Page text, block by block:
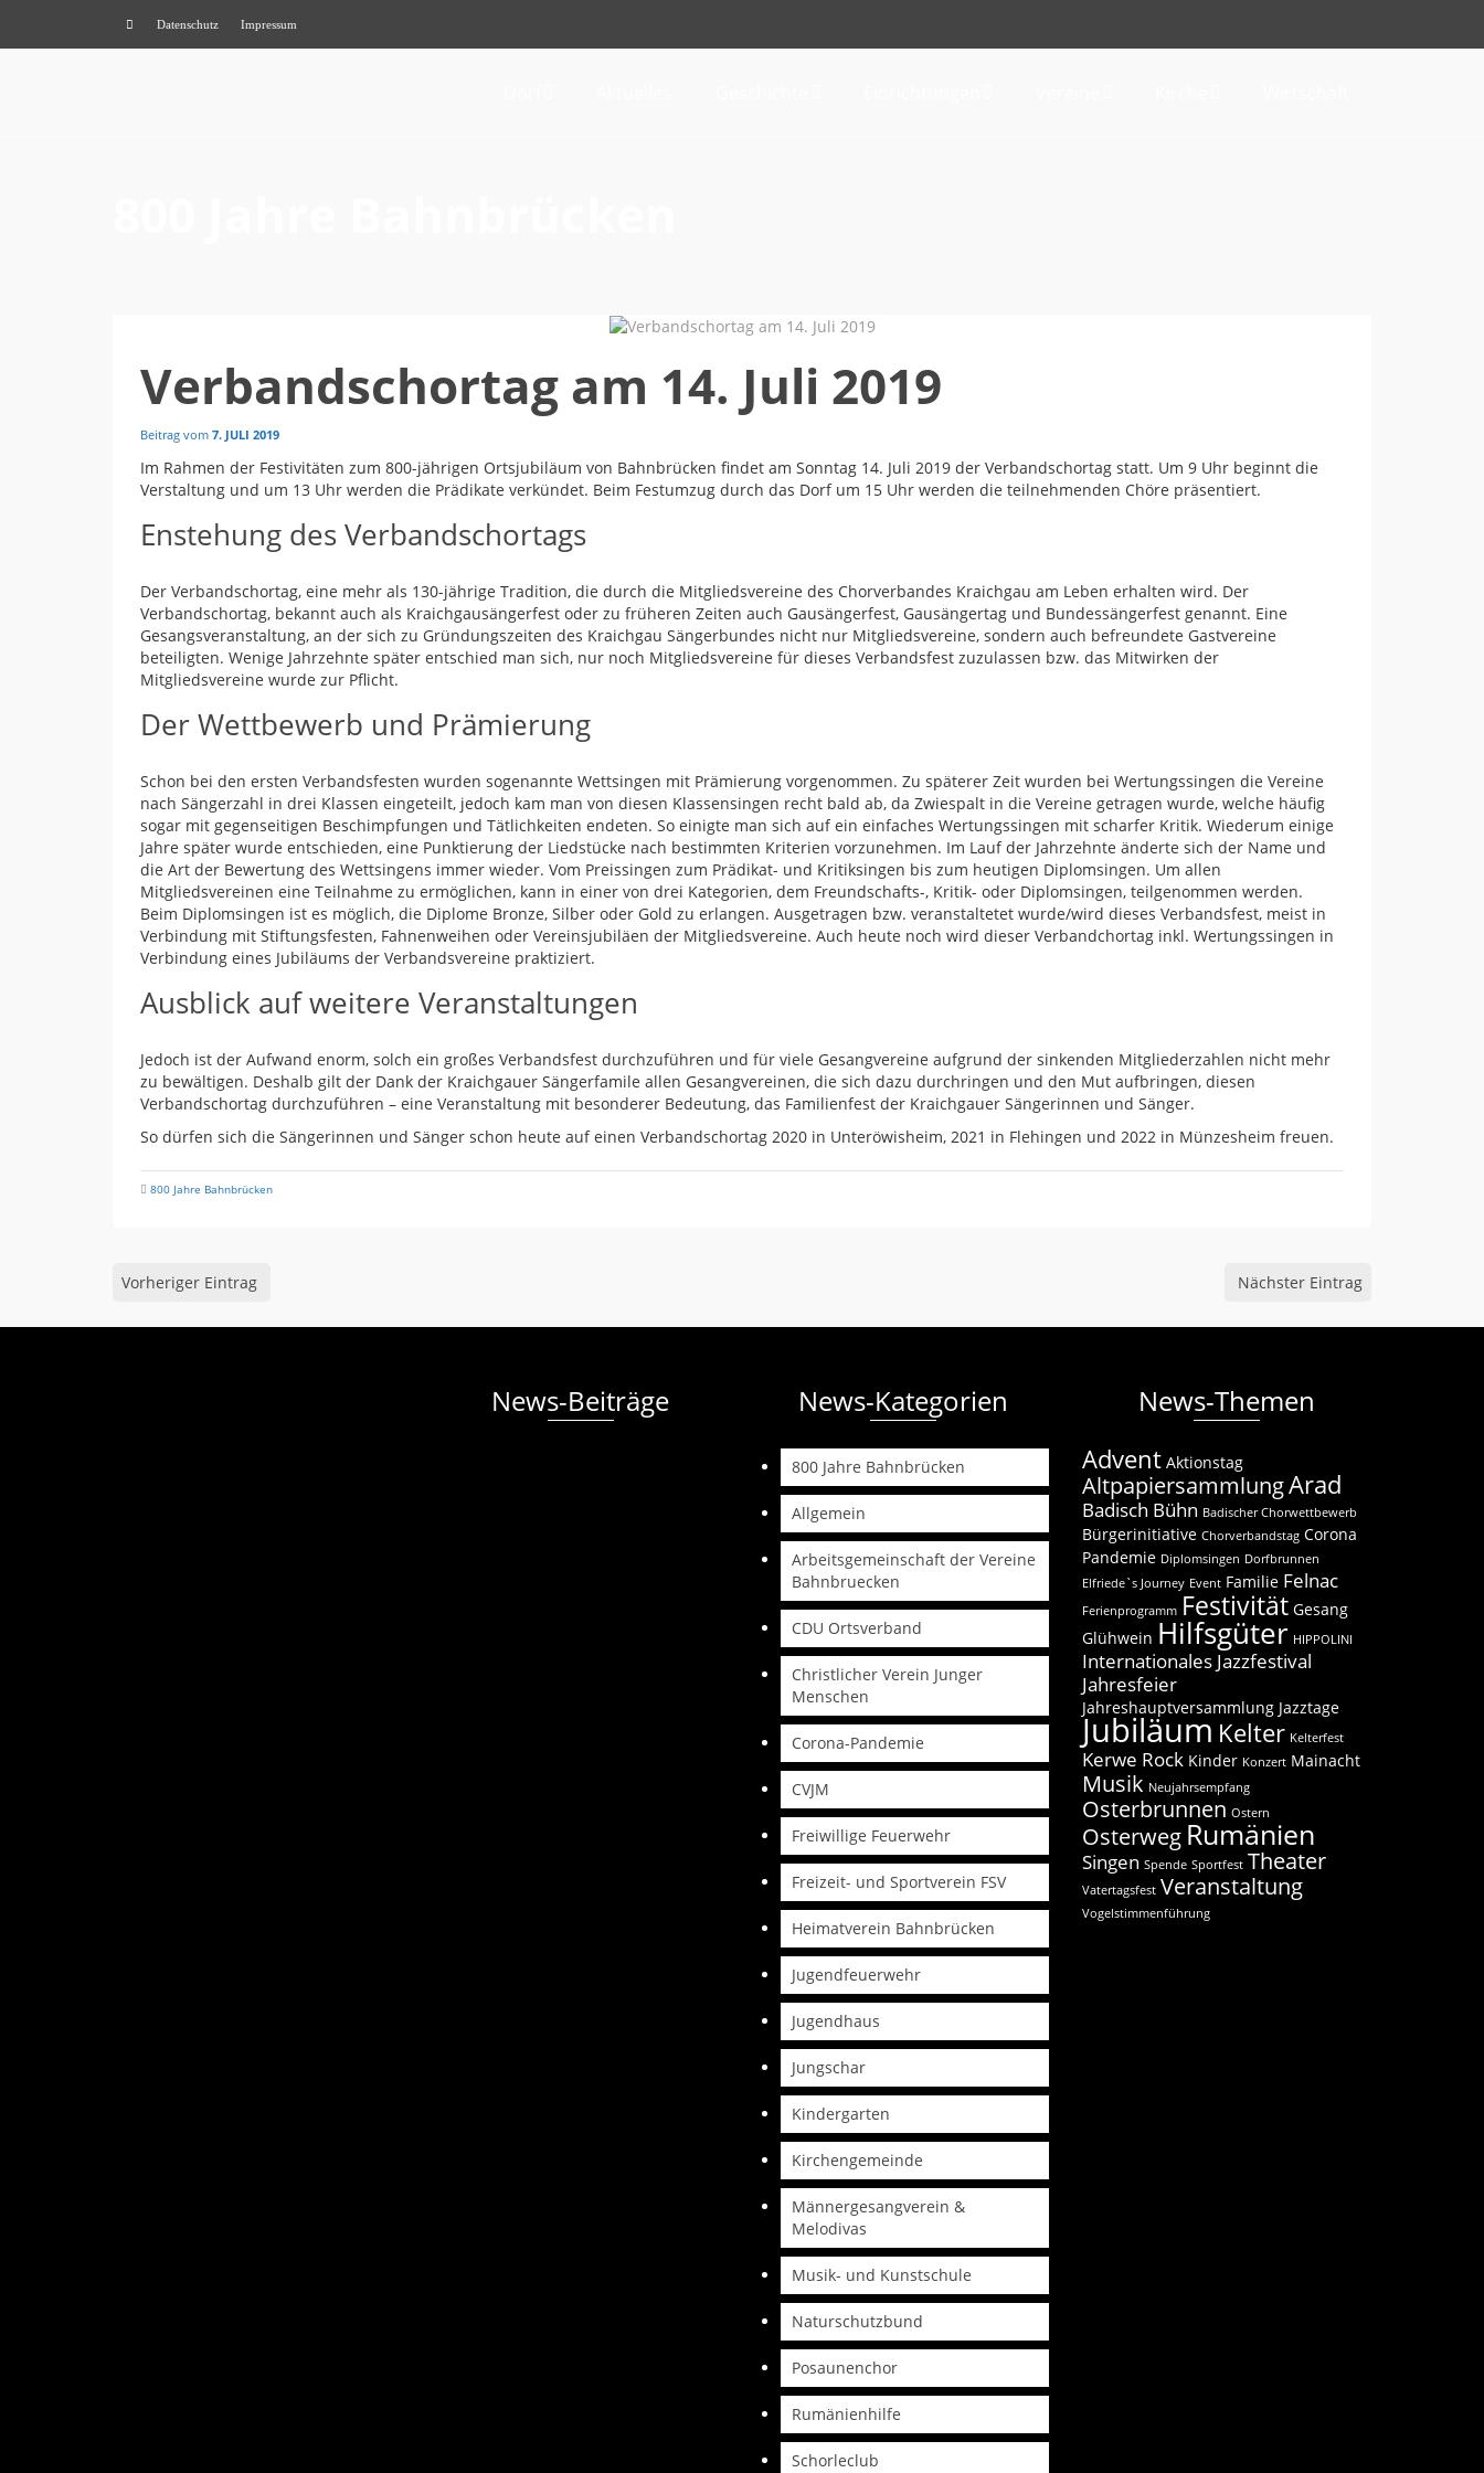
Datenschutz Impressum
Verbandschortag am 14. Juli 2019
Beitrag vom 7. JULI 2019
Im Rahmen der Festivitäten zum 800-jährigen Ortsjubiläum von Bahnbrücken findet am Sonntag 14. Juli 2019 der Verbandschortag statt. Um 9 Uhr beginnt die
Verstaltung und um 13 Uhr werden die Prädikate verkündet. Beim Festumzug durch das Dorf um 15 Uhr werden die teilnehmenden Chöre präsentiert.
Enstehung des Verbandschortags
Der Verbandschortag, eine mehr als 130-jährige Tradition, die durch die Mitgliedsvereine des Chorverbandes Kraichgau am Leben erhalten wird. Der
Verbandschortag, bekannt auch als Kraichgausängerfest oder zu früheren Zeiten auch Gausängerfest, Gausängertag und Bundessängerfest genannt. Eine
Gesangsveranstaltung, an der sich zu Gründungszeiten des Kraichgau Sängerbundes nicht nur Mitgliedsvereine, sondern auch befreundete Gastvereine
beteiligten. Wenige Jahrzehnte später entschied man sich, nur noch Mitgliedsvereine für dieses Verbandsfest zuzulassen bzw. das Mitwirken der
Mitgliedsvereine wurde zur Pflicht.
Der Wettbewerb und Prämierung
Schon bei den ersten Verbandsfesten wurden sogenannte Wettsingen mit Prämierung vorgenommen. Zu späterer Zeit wurden bei Wertungssingen die Vereine
nach Sängerzahl in drei Klassen eingeteilt, jedoch kam man von diesen Klassensingen recht bald ab, da Zwiespalt in die Vereine getragen wurde, welche häufig
sogar mit gegenseitigen Beschimpfungen und Tätlichkeiten endeten. So einigte man sich auf ein einfaches Wertungssingen mit scharfer Kritik. Wiederum einige
Jahre später wurde entschieden, eine Punktierung der Liedstücke nach bestimmten Kriterien vorzunehmen. Im Lauf der Jahrzehnte änderte sich der Name und
die Art der Bewertung des Wettsingens immer wieder. Vom Preissingen zum Prädikat- und Kritiksingen bis zum heutigen Diplomsingen. Um allen
Mitgliedsvereinen eine Teilnahme zu ermöglichen, kann in einer von drei Kategorien, dem Freundschafts-, Kritik- oder Diplomsingen, teilgenommen werden.
Beim Diplomsingen ist es möglich, die Diplome Bronze, Silber oder Gold zu erlangen. Ausgetragen bzw. veranstaltetet wurde/wird dieses Verbandsfest, meist in
Verbindung mit Stiftungsfesten, Fahnenweihen oder Vereinsjubiläen der Mitgliedsvereine. Auch heute noch wird dieser Verbandchortag inkl. Wertungssingen in
Verbindung eines Jubiläums der Verbandsvereine praktiziert.
Ausblick auf weitere Veranstaltungen
Jedoch ist der Aufwand enorm, solch ein großes Verbandsfest durchzuführen und für viele Gesangvereine aufgrund der sinkenden Mitgliederzahlen nicht mehr
zu bewältigen. Deshalb gilt der Dank der Kraichgauer Sängerfamile allen Gesangvereinen, die sich dazu durchringen und den Mut aufbringen, diesen
Verbandschortag durchzuführen – eine Veranstaltung mit besonderer Bedeutung, das Familienfest der Kraichgauer Sängerinnen und Sänger.
So dürfen sich die Sängerinnen und Sänger schon heute auf einen Verbandschortag 2020 in Unteröwisheim, 2021 in Flehingen und 2022 in Münzesheim freuen.
800 Jahre Bahnbrücken
Vorheriger Eintrag Nächster Eintrag
News-Beiträge News-Kategorien
800 Jahre Bahnbrücken
Allgemein
Arbeitsgemeinschaft der Vereine
Bahnbruecken
CDU Ortsverband
Christlicher Verein Junger
Menschen
Corona-Pandemie
CVJM
Freiwillige Feuerwehr
Freizeit- und Sportverein FSV
Heimatverein Bahnbrücken
Jugendfeuerwehr
Jugendhaus
Jungschar
Kindergarten
Kirchengemeinde
Männergesangverein &
Melodivas
Musik- und Kunstschule
Naturschutzbund
Posaunenchor
Rumänienhilfe
Schorleclub
News-Themen
Advent Aktionstag
AltpapiersammlungArad
Badisch Bühn Badischer Chorwettbewerb
Bürgerinitiative Chorverbandstag Corona
Pandemie Diplomsingen Dorfbrunnen
Elfriede`s Journey Event Familie Felnac
Ferienprogramm Festivität Gesang
Glühwein Hilfsgüter HIPPOLINI
Internationales Jazzfestival
Jahresfeier
Jahreshauptversammlung Jazztage
Jubiläum Kelter Kelterfest
Kerwe Rock Kinder Konzert Mainacht
Musik Neujahrsempfang
Osterbrunnen Ostern
Osterweg Rumänien
Singen Spende Sportfest Theater
Vatertagsfest Veranstaltung
Vogelstimmenführung